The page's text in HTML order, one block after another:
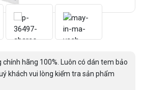
hãng 100%. Luôn có dán tem bảo
khách vui lòng kiểm tra sản phẩm